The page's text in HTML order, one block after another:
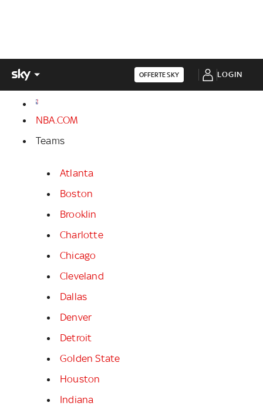
OFFERTE SKY LOGIN
NBA.COM
Teams
Atlanta
Boston
Brooklin
Charlotte
Chicago
Cleveland
Dallas
Denver
Detroit
Golden State
Houston
Indiana